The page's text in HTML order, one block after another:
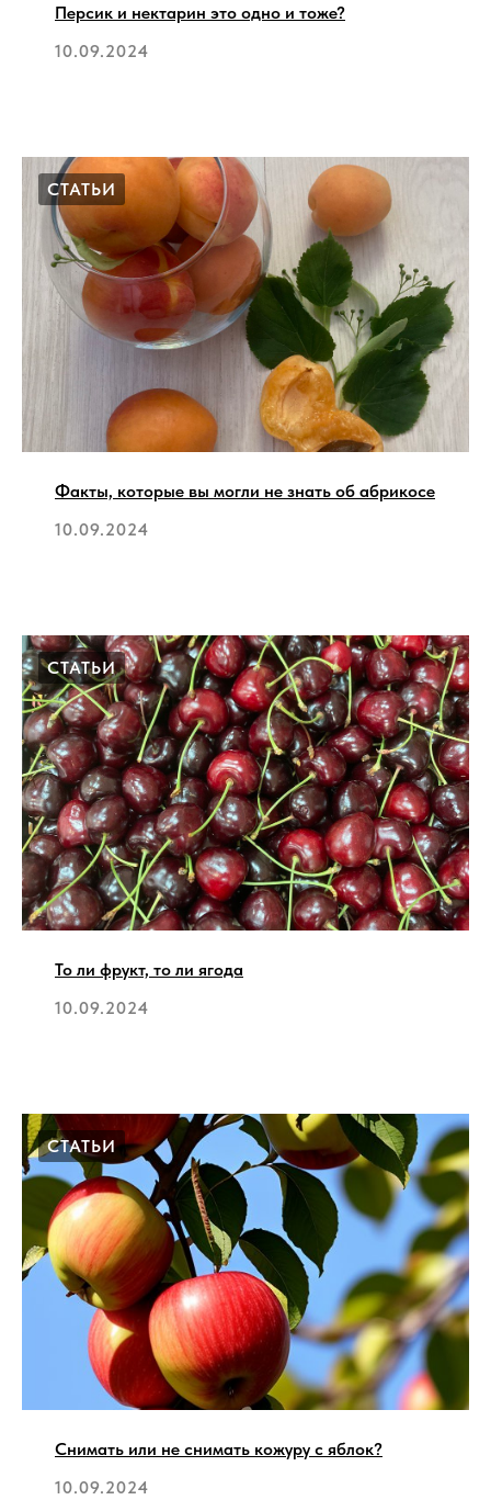
Персик и нектарин это одно и тоже?
10.09.2024
СТАТЬИ
Факты, которые вы могли не знать об абрикосе
10.09.2024
СТАТЬИ
То ли фрукт, то ли ягода
10.09.2024
СТАТЬИ
Снимать или не снимать кожуру с яблок?
10.09.2024